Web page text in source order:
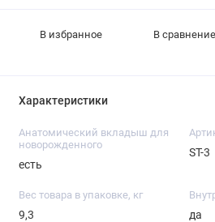
В избранное В сравнение
Характеристики
Анатомический вкладыш для
новорожденного
есть
ST-3
Вес товара в упаковке, кг
9,3 да